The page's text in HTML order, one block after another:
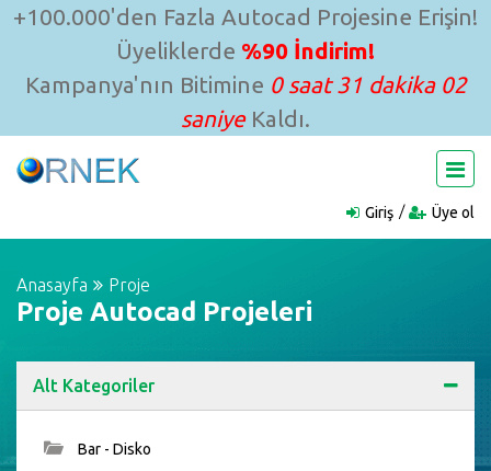
+100.000'den Fazla Autocad Projesine Erişin!
Üyeliklerde %90 İndirim!
Kampanya'nın Bitimine 0 saat 31 dakika 01
saniyeKaldı.
Giriş Üye ol
Anasayfa Proje
Proje Autocad Projeleri
Alt Kategoriler
Bar - Disko